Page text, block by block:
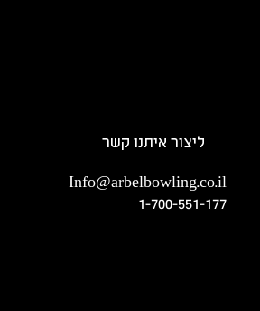
ליצור איתנו קשר
Info@arbelbowling.co.il
1-700-551-177